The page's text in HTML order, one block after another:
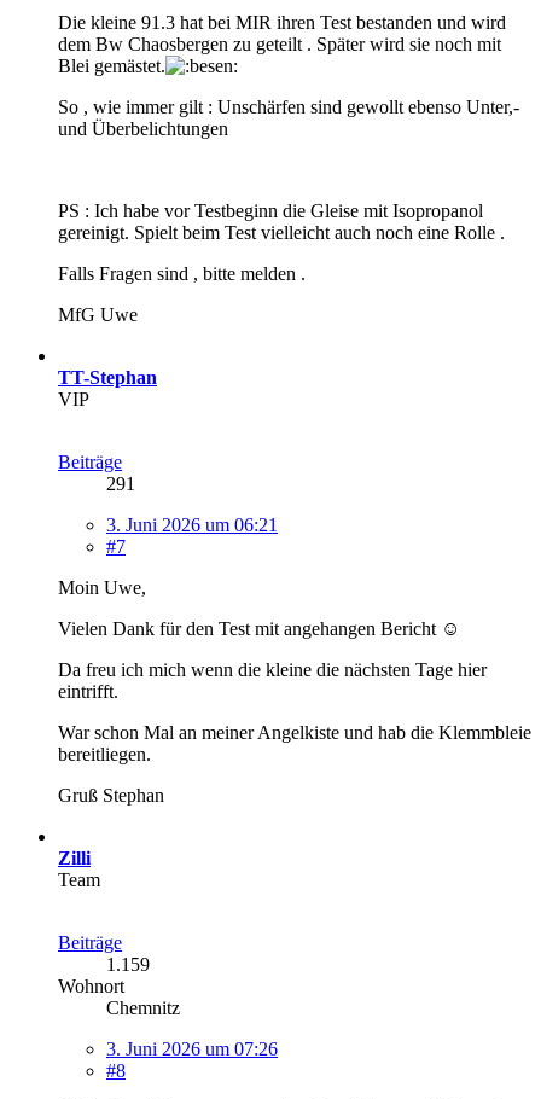
Die kleine 91.3 hat bei MIR ihren Test bestanden und wird
dem Bw Chaosbergen zu geteilt . Später wird sie noch mit
Blei gemästet.
So , wie immer gilt : Unschärfen sind gewollt ebenso Unter,-
und Überbelichtungen
PS : Ich habe vor Testbeginn die Gleise mit Isopropanol
gereinigt. Spielt beim Test vielleicht auch noch eine Rolle .
Falls Fragen sind , bitte melden .
MfG Uwe
TT-Stephan
VIP
Beiträge
291
3. Juni 2026 um 06:21
#7
Moin Uwe,
Vielen Dank für den Test mit angehangen Bericht ☺️
Da freu ich mich wenn die kleine die nächsten Tage hier
eintrifft.
War schon Mal an meiner Angelkiste und hab die Klemmbleie
bereitliegen.
Gruß Stephan
Zilli
Team
Beiträge
1.159
Wohnort
Chemnitz
3. Juni 2026 um 07:26
#8